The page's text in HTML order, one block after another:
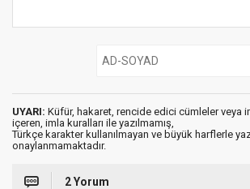
UYARI: Küfür, hakaret, rencide edici cümleler veya
içeren, imla kuralları ile yazılmamış,
Türkçe karakter kullanılmayan ve büyük harflerle
onaylanmamaktadır.
2 Yorum